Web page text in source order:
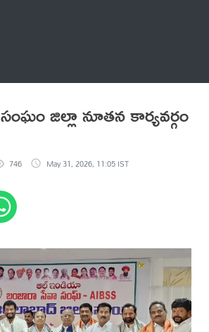
జిల్లా నూతన కార్యవర్గం
746 May 31, 2026, 11:05 IST